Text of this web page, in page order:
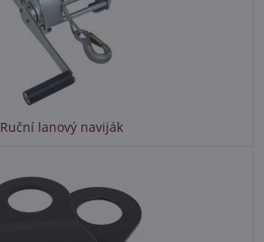
Ruční lanový naviják